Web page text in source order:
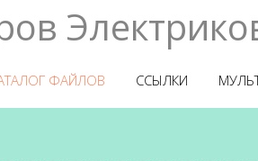
ФАЙЛОВ ССЫЛКИ